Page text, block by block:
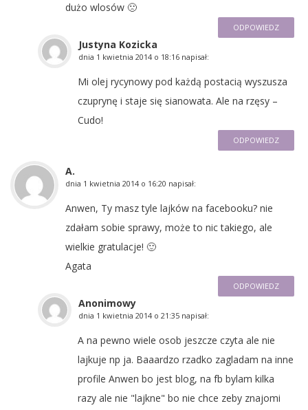
dużo wlosów 🙁
ODPOWIEDZ
Justyna Kozicka
dnia 1 kwietnia 2014 o 18:16 napisał:
Mi olej rycynowy pod każdą postacią wyszusza
czuprynę i staje się sianowata. Ale na rzęsy –
Cudo!
ODPOWIEDZ
A.
dnia 1 kwietnia 2014 o 16:20 napisał:
Anwen, Ty masz tyle lajków na facebooku? nie
zdałam sobie sprawy, może to nic takiego, ale
wielkie gratulacje! 🙂
Agata
ODPOWIEDZ
Anonimowy
dnia 1 kwietnia 2014 o 21:35 napisał:
A na pewno wiele osob jeszcze czyta ale nie
lajkuje np ja. Baaardzo rzadko zagladam na inne
profile Anwen bo jest blog, na fb bylam kilka
razy ale nie "lajkne" bo nie chce zeby znajomi